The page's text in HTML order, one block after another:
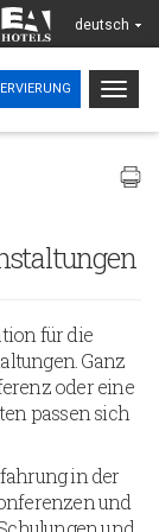
deutsch
für die
Ganz
oder eine
passen sich
in der
und